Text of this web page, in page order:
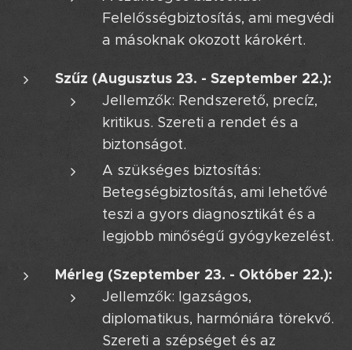
Felelősségbiztosítás, ami megvédi
a másoknak okozott károkért.
Szűz (Augusztus 23. - Szeptember 22.):
Jellemzők: Rendszerető, precíz,
kritikus. Szereti a rendet és a
biztonságot.
A szükséges biztosítás:
Betegségbiztosítás, ami lehetővé
teszi a gyors diagnosztikát és a
legjobb minőségű gyógykezelést.
Mérleg (Szeptember 23. - Október 22.):
Jellemzők: Igazságos,
diplomatikus, harmóniára törekvő.
Szereti a szépséget és az